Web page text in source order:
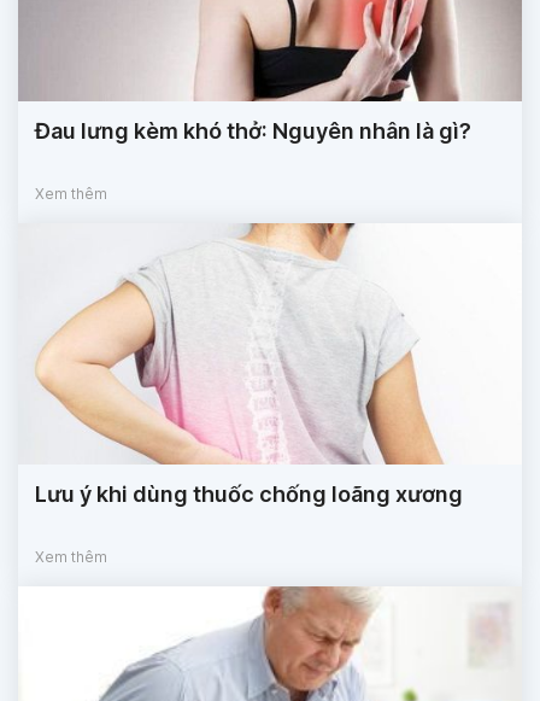
Đau lưng kèm khó thở: Nguyên nhân là gì?
Xem thêm
Lưu ý khi dùng thuốc chống loãng xương
Xem thêm